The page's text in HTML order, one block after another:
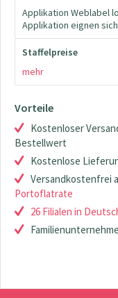
Applikation Weblabel
Applikation eignen
Staffelpreise
mehr
Vorteile
Kostenloser
Bestellwert
Kostenlose
Versandkostenfrei
Portoflatrate
26 Filialen in